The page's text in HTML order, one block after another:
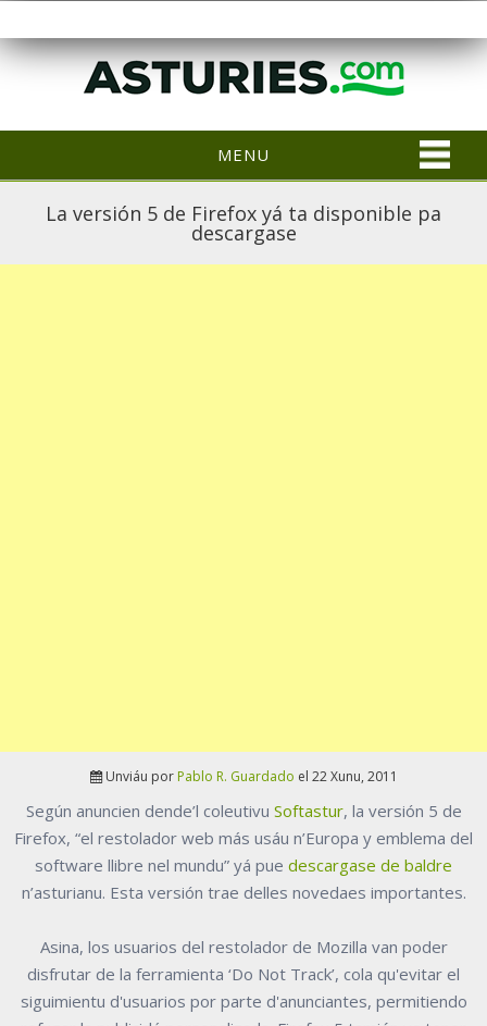
MENU
La versión 5 de Firefox yá ta disponible pa
descargase
Unviáu por Pablo R. Guardado el 22 Xunu, 2011
Según anuncien dende’l coleutivu Softastur, la versión 5 de
Firefox, “el restolador web más usáu n’Europa y emblema del
software llibre nel mundu” yá pue descargase de baldre
n’asturianu. Esta versión trae delles novedaes importantes.
Asina, los usuarios del restolador de Mozilla van poder
disfrutar de la ferramienta ‘Do Not Track’, cola qu'evitar el
siguimientu d'usuarios por parte d'anunciantes, permitiendo